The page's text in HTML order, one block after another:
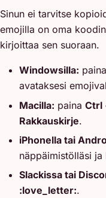
Sinun ei tarvitse
emojilla on oma
kirjoittaa sen suoraan.
Windowsilla: paina
avataksesi
Macilla: paina Ctrl
Rakkauskirje.
iPhonella tai
näppäimistölläsi
Slackissa tai
:love_letter:.